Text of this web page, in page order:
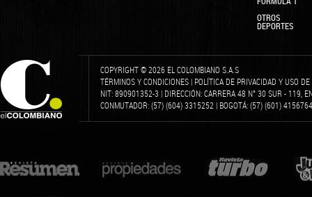
OTROS
DEPORTES
COPYRIGHT © 2026 EL COLOMBIANO S.A.S
TÉRMINOS Y CONDICIONES | POLÍTICA DE PRIVACIDAD Y USO
NIT: 890901352-3 | DIRECCIÓN: CARRERA 48 N° 30 SUR - 119,
CONMUTADOR: (57) (604) 3315252 | BOGOTÁ: (57) (601)